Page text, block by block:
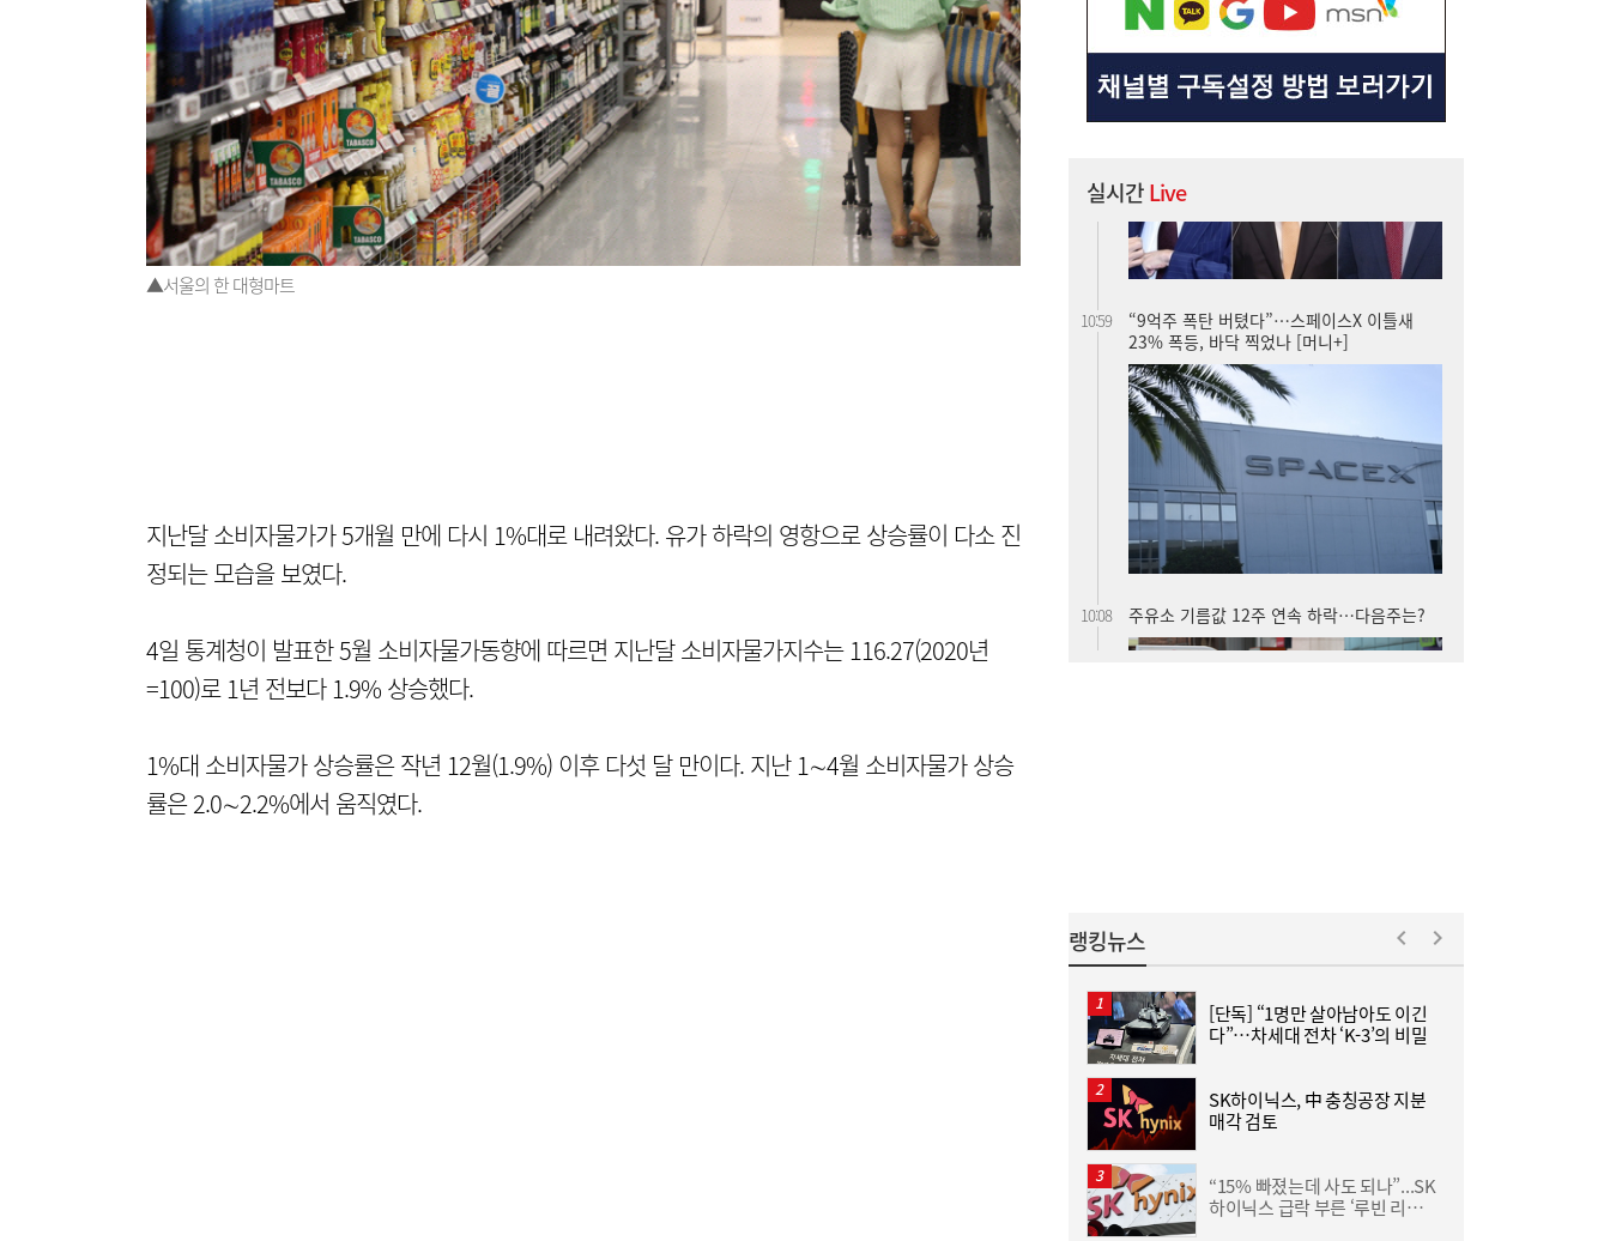
▲서울의 한 대형마트
지난달 소비자물가가 5개월 만에 다시 1%대로 내려왔다. 유가 하락의 영항으로 상승률이 다소 진
정되는 모습을 보였다.
4일 통계청이 발표한 5월 소비자물가동향에 따르면 지난달 소비자물가지수는 116.27(2020년
=100)로 1년 전보다 1.9% 상승했다.
1%대 소비자물가 상승률은 작년 12월(1.9%) 이후 다섯 달 만이다. 지난 1∼4월 소비자물가 상승
률은 2.0∼2.2%에서 움직였다.
실시간Live
“9억주 폭탄 버텼다”…스페이스X 이틀새
23% 폭등, 바닥 찍었나 [머니+]
주유소 기름값 12주 연속 하락…다음주는?
08:00
[주말N게임] 24주년 맞은 장수게임 ‘라그나
로크 온라인’
랭킹뉴스
[단독] “1명만 살아남아도 이긴
다”…차세대 전차 ‘K-3’의 비밀
SK하이닉스, 中 충칭공장 지분
매각 검토
“15% 빠졌는데 사도 되나”...SK
하이닉스 급락 부른 ‘루빈 리스